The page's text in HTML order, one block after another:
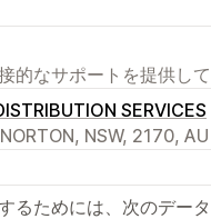
的なサポートを提供して
SERVICES
NSW, 2170, AU
るためには、次のデー